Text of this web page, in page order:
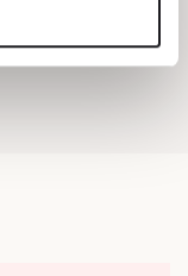
medier och
med.
med annan